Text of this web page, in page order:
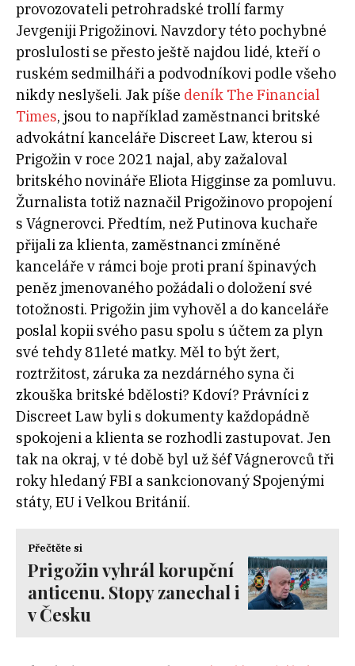
provozovateli petrohradské trollí farmy
Jevgeniji Prigožinovi. Navzdory této pochybné
proslulosti se přesto ještě najdou lidé, kteří o
ruském sedmilháři a podvodníkovi podle všeho
nikdy neslyšeli. Jak píše deník The Financial
Times, jsou to například zaměstnanci britské
advokátní kanceláře Discreet Law, kterou si
Prigožin v roce 2021 najal, aby zažaloval
britského novináře Eliota Higginse za pomluvu.
Žurnalista totiž naznačil Prigožinovo propojení
s Vágnerovci. Předtím, než Putinova kuchaře
přijali za klienta, zaměstnanci zmíněné
kanceláře v rámci boje proti praní špinavých
peněz jmenovaného požádali o doložení své
totožnosti. Prigožin jim vyhověl a do kanceláře
poslal kopii svého pasu spolu s účtem za plyn
své tehdy 81leté matky. Měl to být žert,
roztržitost, záruka za nezdárného syna či
zkouška britské bdělosti? Kdoví? Právníci z
Discreet Law byli s dokumenty každopádně
spokojeni a klienta se rozhodli zastupovat. Jen
tak na okraj, v té době byl už šéf Vágnerovců tři
roky hledaný FBI a sankcionovaný Spojenými
státy, EU i Velkou Británií.
Přečtěte si
Prigožin vyhrál korupční
anticenu. Stopy zanechal i
v Česku